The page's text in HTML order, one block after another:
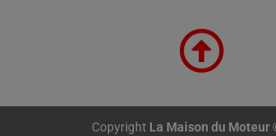
Copyright La Maison du Moteur